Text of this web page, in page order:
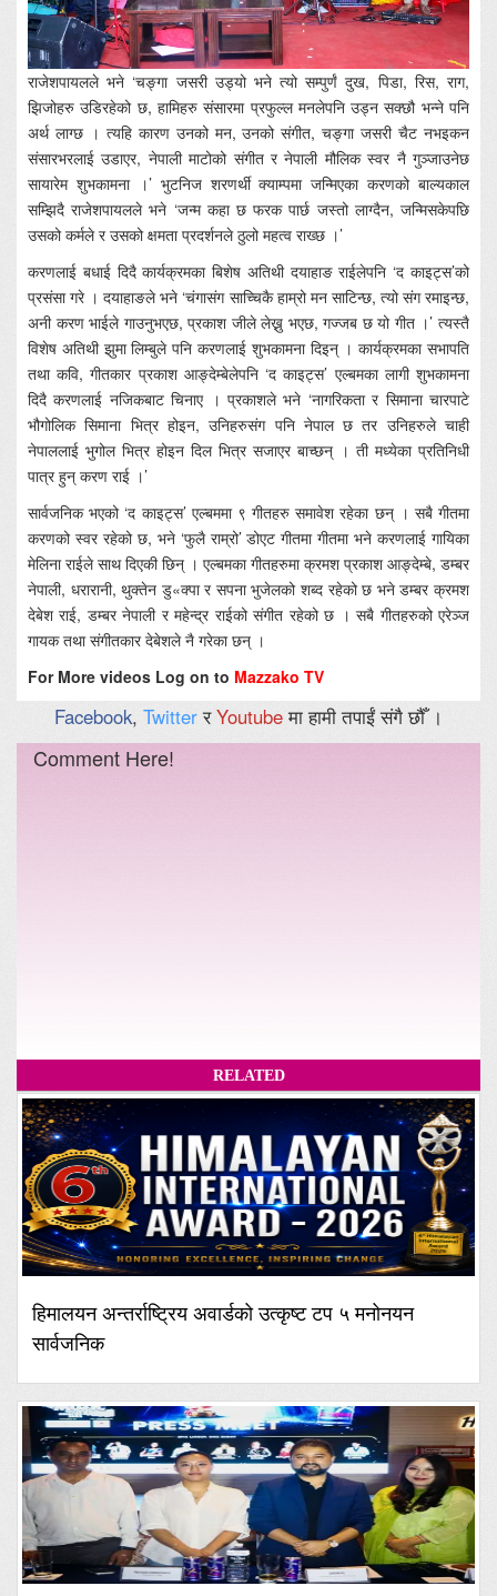
राजेशपायलले भने ‘चङ्गा जसरी उड्यो भने त्यो सम्पुर्णं दुख, पिडा, रिस, राग,
झिजोहरु उडिरहेको छ, हामिहरु संसारमा प्रफुल्ल मनलेपनि उड्न सक्छौ भन्ने पनि
अर्थ लाग्छ । त्यहि कारण उनको मन, उनको संगीत, चङ्गा जसरी चैट नभइकन
संसारभरलाई उडाएर, नेपाली माटोको संगीत र नेपाली मौलिक स्वर नै गुञ्जाउनेछ
सायारेम शुभकामना ।’ भुटनिज शरणर्थी क्याम्पमा जन्मिएका करणको बाल्यकाल
सम्झिदै राजेशपायलले भने ‘जन्म कहा छ फरक पार्छ जस्तो लाग्दैन, जन्मिसकेपछि
उसको कर्मले र उसको क्षमता प्रदर्शनले ठुलो महत्व राख्छ ।’
करणलाई बधाई दिदै कार्यक्रमका बिशेष अतिथी दयाहाङ राईलेपनि ‘द काइट्स’को
प्रसंसा गरे । दयाहाङले भने ‘चंगासंग साच्चिकै हाम्रो मन साटिन्छ, त्यो संग रमाइन्छ,
अनी करण भाईले गाउनुभएछ, प्रकाश जीले लेख्नु भएछ, गज्जब छ यो गीत ।’ त्यस्तै
विशेष अतिथी झुमा लिम्बुले पनि करणलाई शुभकामना दिइन् । कार्यक्रमका सभापति
तथा कवि, गीतकार प्रकाश आङ्देम्बेलेपनि ‘द काइट्स’ एल्बमका लागी शुभकामना
दिदै करणलाई नजिकबाट चिनाए । प्रकाशले भने ‘नागरिकता र सिमाना चारपाटे
भौगोलिक सिमाना भित्र होइन, उनिहरुसंग पनि नेपाल छ तर उनिहरुले चाही
नेपाललाई भुगोल भित्र होइन दिल भित्र सजाएर बाच्छन् । ती मध्येका प्रतिनिधी
पात्र हुन् करण राई ।’
सार्वजनिक भएको ‘द काइट्स’ एल्बममा ९ गीतहरु समावेश रहेका छन् । सबै गीतमा
करणको स्वर रहेको छ, भने ‘फुलै राम्रो’ डोएट गीतमा गीतमा भने करणलाई गायिका
मेलिना राईले साथ दिएकी छिन् । एल्बमका गीतहरुमा क्रमश प्रकाश आङ्देम्बे, डम्बर
नेपाली, धरारानी, थुक्तेन डु«क्पा र सपना भुजेलको शब्द रहेको छ भने डम्बर क्रमश
देबेश राई, डम्बर नेपाली र महेन्द्र राईको संगीत रहेको छ । सबै गीतहरुको एरेञ्ज
गायक तथा संगीतकार देबेशले नै गरेका छन् ।
For More videos Log on to Mazzako TV
Facebook, TwitterरYoutubeमा हामी तपाईं संगै छौँ ।
Comment Here!
RELATED
हिमालयन अन्तर्राष्ट्रिय अवार्डको उत्कृष्ट टप ५ मनोनयन
सार्वजनिक